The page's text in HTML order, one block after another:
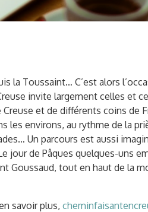
la Toussaint… C’est alors
invite largement celles et
et de différents coins de
environs, au rythme de la
Un parcours est aussi
jour de Pâques quelques-uns
Goussaud, tout en haut de la
savoir plus,